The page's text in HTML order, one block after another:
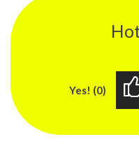
Yes! (0)